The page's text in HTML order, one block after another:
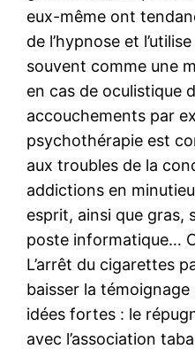
eux-même ont
de l’hypnose et
souvent comme une
en cas de oculistique
accouchements par
psychothérapie est
aux troubles de la
addictions en
esprit, ainsi que gras,
poste informatique…
L’arrêt du cigarettes
baisser la
idées fortes : le
avec l’association